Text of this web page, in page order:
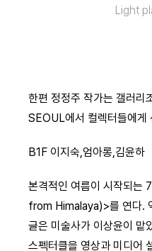
Light
한편 정정주 작가는 갤러리
SEOUL에서 컬렉터들에게
B1F 이지숙,엄아롱,김윤하
본격적인 여름이 시작되는
from Himalaya)>를 연다.
글은 미술사가 이상윤이 맡
스펙터클을 영상과 미디어